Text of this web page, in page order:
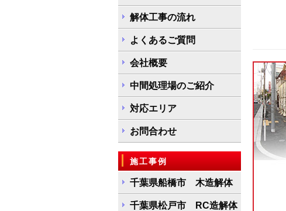
解体工事の流れ
よくあるご質問
会社概要
中間処理場のご紹介
対応エリア
お問合わせ
施工事例
千葉県船橋市 木造解体
千葉県松戸市 RC造解体